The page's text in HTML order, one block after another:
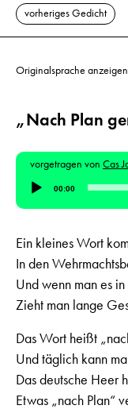
vorheriges Gedicht
Originalsprache
„Nach Plan
vorgetragen von Cas
Audio-
Player
00:00
Ein kleines Wort
In den
Und wenn man es
Zieht man lange
Das Wort heißt
Und täglich kann
Das deutsche Heer
Etwas „nach Plan“